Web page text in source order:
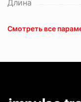
Длина
Смотреть все